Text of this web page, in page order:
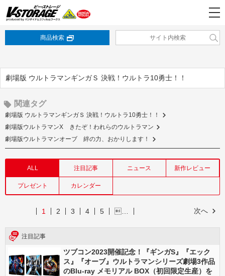
商品検索
劇場版 ウルトラマンギンガＳ 決戦！ウルトラ10勇士！！
関連タグ
劇場版 ウルトラマンギンガＳ 決戦！ウルトラ10勇士！！
劇場版ウルトラマンX きたぞ！われらのウルトラマン
劇場版ウルトラマンオーブ 絆の力、おかりします！
ALL 注目記事 ニュース 新作レビュー
プレゼント カレンダー
次へ
1 2 3 4 5 …
注目記事
ツブコン2023開催記念！『ギンガS』『エック
ス』『オーブ』ウルトラマンシリーズ劇場3作品
のBlu-ray メモリアル BOX（初回限定生産）を